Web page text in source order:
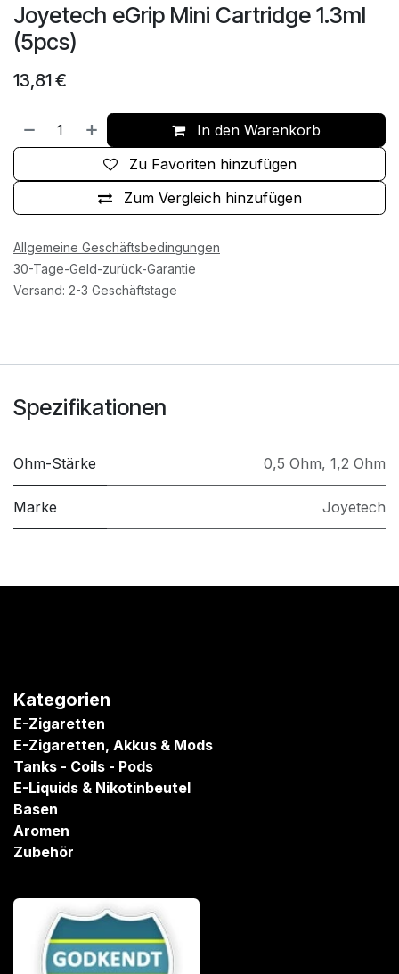
Joyetech eGrip Mini Cartridge 1.3ml
(5pcs)
13,81€
In den Warenkorb
Zum Vergleich hinzufügen
Zu Favoriten hinzufügen
Allgemeine Geschäftsbedingungen
30-Tage-Geld-zurück-Garantie
Versand: 2-3 Geschäftstage
Spezifikationen
Ohm-Stärke 0,5 Ohm, 1,2 Ohm
Marke Joyetech
Kategorien
E-Zigaretten
E-Zigaretten, Akkus & Mods
Tanks - Coils - Pods
E-Liquids & Nikotinbeutel
Basen
Aromen
Zubehör